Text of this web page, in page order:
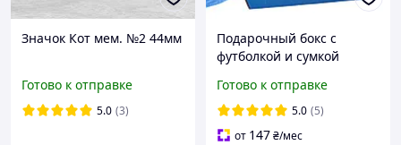
Значок Кот мем. №2 44мм
Готово к отправке
5.0 (3)
Подарочный бокс с
футболкой и сумкой
от WOW BOXES
Готово к отправке
5.0 (5)
от 147₴/мес